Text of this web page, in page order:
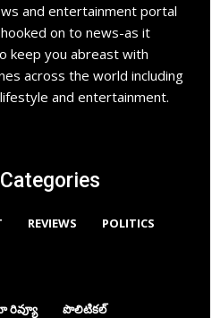
and entertainment portal
on to news-as it
keep you abreast with
across the world including
and entertainment.
REVIEWS POLITICS
రివ్యూ పొలిటికల్